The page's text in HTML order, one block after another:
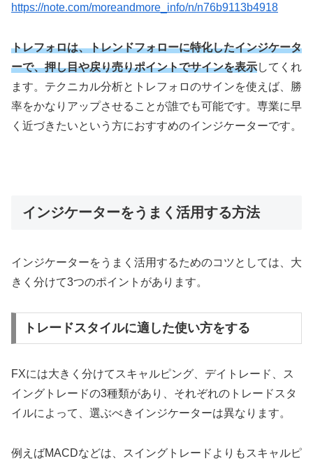
https://note.com/moreandmore_info/n/n76b9113b4918
トレフォロは、トレンドフォローに特化したインジケータ
ーで、押し目や戻り売りポイントでサインを表示してくれ
ます。テクニカル分析とトレフォロのサインを使えば、勝
率をかなりアップさせることが誰でも可能です。専業に早
く近づきたいという方におすすめのインジケーターです。
インジケーターをうまく活用する方法
インジケーターをうまく活用するためのコツとしては、大
きく分けて3つのポイントがあります。
トレードスタイルに適した使い方をする
FXには大きく分けてスキャルピング、デイトレード、ス
イングトレードの3種類があり、それぞれのトレードスタ
イルによって、選ぶべきインジケーターは異なります。
例えばMACDなどは、スイングトレードよりもスキャルピ